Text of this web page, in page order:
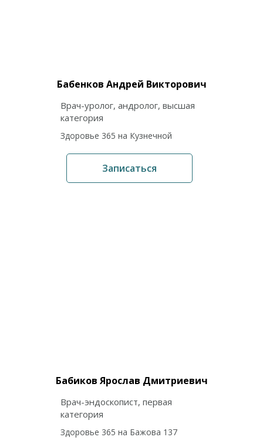
Бабенков Андрей Викторович
Врач-уролог, андролог, высшая
категория
Здоровье 365 на Кузнечной
Записаться
Бабиков Ярослав Дмитриевич
Врач-эндоскопист, первая
категория
Здоровье 365 на Бажова 137